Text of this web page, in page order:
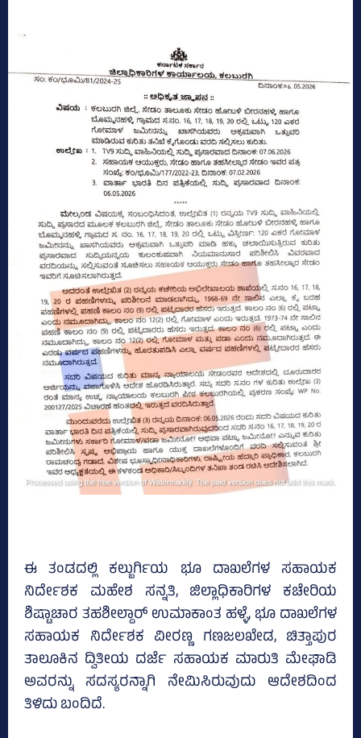
ಈ ತಂಡದಲ್ಲಿ ಕಲ್ಬುರ್ಗಿಯ ಭೂ ದಾಖಲೆಗಳ ಸಹಾಯಕ
ನಿರ್ದೇಶಕ ಮಹೇಶ ಸನ್ನತಿ, ಜಿಲ್ಲಾಧಿಕಾರಿಗಳ ಕಚೇರಿಯ
ಶಿಷ್ಟಾಚಾರ ತಹಶೀಲ್ದಾರ್ ಉಮಾಕಾಂತ ಹಳ್ಳೆ, ಭೂ ದಾಖಲೆಗಳ
ಸಹಾಯಕ ನಿರ್ದೇಶಕ ವೀರಣ್ಣ ಗಣಜಲಖೇಡ, ಚಿತ್ತಾಪುರ
ತಾಲೂಕಿನ ದ್ವಿತೀಯ ದರ್ಜೆ ಸಹಾಯಕ ಮಾರುತಿ ಮೇಘಾಡಿ
ಅವರನ್ನು ಸದಸ್ಯರನ್ನಾಗಿ ನೇಮಿಸಿರುವುದು ಆದೇಶದಿಂದ
ತಿಳಿದು ಬಂದಿದೆ.